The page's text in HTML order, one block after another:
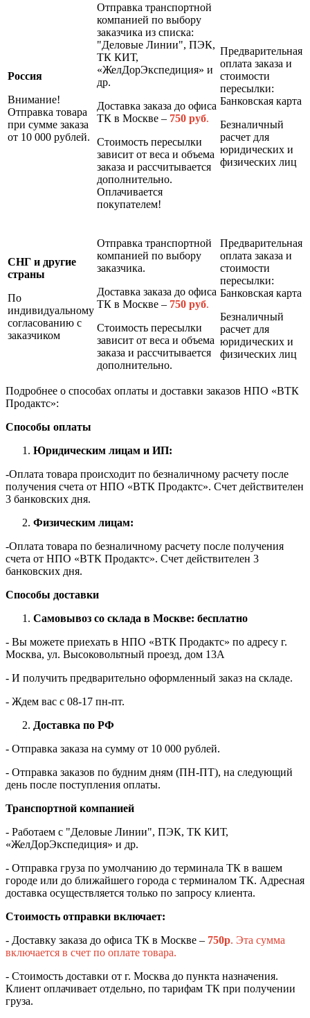
Россия
Внимание!
Отправка товара
при сумме заказа
от 10 000 рублей.
Отправка транспортной
компанией по выбору
заказчика из списка:
"Деловые Линии", ПЭК,
ТК КИТ,
«ЖелДорЭкспедиция» и
др.
Доставка заказа до офиса
ТК в Москве – 750 руб.
Стоимость пересылки
зависит от веса и объема
заказа и рассчитывается
дополнительно.
Оплачивается
покупателем!
Предварительная
оплата заказа и
стоимости
пересылки:
Банковская карта
Безналичный
расчет для
юридических и
физических лиц
СНГ и другие
страны
По
индивидуальному
согласованию с
заказчиком
Отправка транспортной
компанией по выбору
заказчика.
Доставка заказа до офиса
ТК в Москве – 750 руб.
Стоимость пересылки
зависит от веса и объема
заказа и рассчитывается
дополнительно.
Предварительная
оплата заказа и
стоимости
пересылки:
Банковская карта
Безналичный
расчет для
юридических и
физических лиц
Подробнее о способах оплаты и доставки заказов НПО «ВТК
Продактс»:
Способы оплаты
Юридическим лицам и ИП:
-Оплата товара происходит по безналичному расчету после
получения счета от НПО «ВТК Продактс». Счет действителен
3 банковских дня.
Физическим лицам:
-Оплата товара по безналичному расчету после получения
счета от НПО «ВТК Продактс». Счет действителен 3
банковских дня.
Способы доставки
Самовывоз со склада в Москве: бесплатно
- Вы можете приехать в НПО «ВТК Продактс» по адресу г.
Москва, ул. Высоковольтный проезд, дом 13А
- И получить предварительно оформленный заказ на складе.
- Ждем вас c 08-17 пн-пт.
Доставка по РФ
- Отправка заказа на сумму от 10 000 рублей.
- Отправка заказов по будним дням (ПН-ПТ), на следующий
день после поступления оплаты.
Транспортной компанией
- Работаем с "Деловые Линии", ПЭК, ТК КИТ,
«ЖелДорЭкспедиция» и др.
- Отправка груза по умолчанию до терминала ТК в вашем
городе или до ближайшего города с терминалом ТК. Адресная
доставка осуществляется только по запросу клиента.
Стоимость отправки включает:
- Доставку заказа до офиса ТК в Москве – 750р. Эта сумма
включается в счет по оплате товара.
- Стоимость доставки от г. Москва до пункта назначения.
Клиент оплачивает отдельно, по тарифам ТК при получении
груза.